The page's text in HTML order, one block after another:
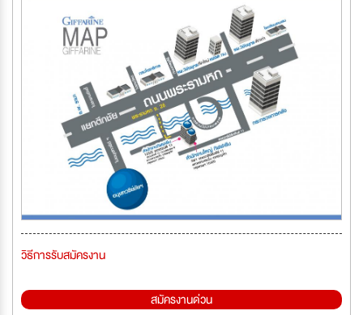
วิธีการรับสมัครงาน
สมัครงานด่วน